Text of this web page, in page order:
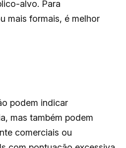
alvo. Para
mais formais, é melhor
podem indicar
mas também podem
comerciais ou